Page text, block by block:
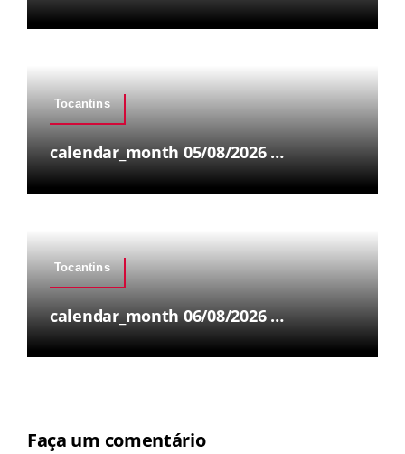
Tocantins
calendar_month 05/08/2026 …
Tocantins
calendar_month 06/08/2026 …
Faça um comentário